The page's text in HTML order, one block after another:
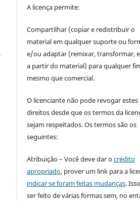
A licença permite:
Compartilhar (copiar e redistribuir o
material em qualquer suporte ou
e/ou adaptar (remixar, transformar,
a partir do material) para qualquer
mesmo que comercial.
O licenciante não pode revogar estes
direitos desde que os termos da
sejam respeitados. Os termos são os
seguintes:
Atribuição – Você deve dar ocrédito
apropriado, prover um link para a
indicar se foram feitas mudanças.
ser feito de várias formas sem, no